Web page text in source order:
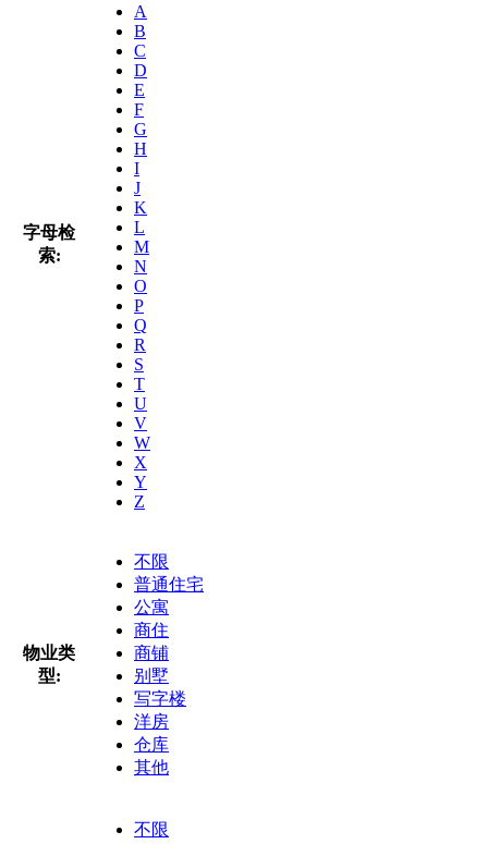
字母检
索:
A
B
C
D
E
F
G
H
I
J
K
L
M
N
O
P
Q
R
S
T
U
V
W
X
Y
Z
物业类
型:
不限
普通住宅
公寓
商住
商铺
别墅
写字楼
洋房
仓库
其他
不限